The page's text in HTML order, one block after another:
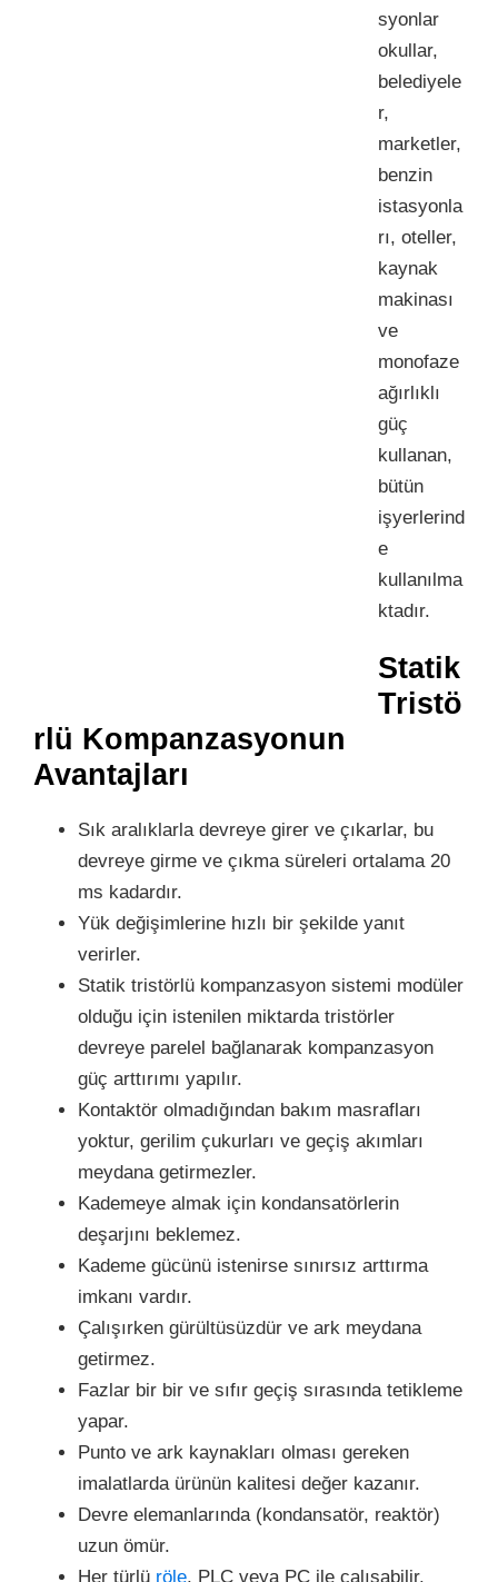
syonlar
okullar,
belediyele
r,
marketler,
benzin
istasyonla
rı, oteller,
kaynak
makinası
ve
monofaze
ağırlıklı
güç
kullanan,
bütün
işyerlerind
e
kullanılma
ktadır.
Statik
Tristö
rlü Kompanzasyonun
Avantajları
Sık aralıklarla devreye girer ve çıkarlar, bu
devreye girme ve çıkma süreleri ortalama 20
ms kadardır.
Yük değişimlerine hızlı bir şekilde yanıt
verirler.
Statik tristörlü kompanzasyon sistemi modüler
olduğu için istenilen miktarda tristörler
devreye parelel bağlanarak kompanzasyon
güç arttırımı yapılır.
Kontaktör olmadığından bakım masrafları
yoktur, gerilim çukurları ve geçiş akımları
meydana getirmezler.
Kademeye almak için kondansatörlerin
deşarjını beklemez.
Kademe gücünü istenirse sınırsız arttırma
imkanı vardır.
Çalışırken gürültüsüzdür ve ark meydana
getirmez.
Fazlar bir bir ve sıfır geçiş sırasında tetikleme
yapar.
Punto ve ark kaynakları olması gereken
imalatlarda ürünün kalitesi değer kazanır.
Devre elemanlarında (kondansatör, reaktör)
uzun ömür.
Her türlü röle, PLC veya PC ile çalışabilir.